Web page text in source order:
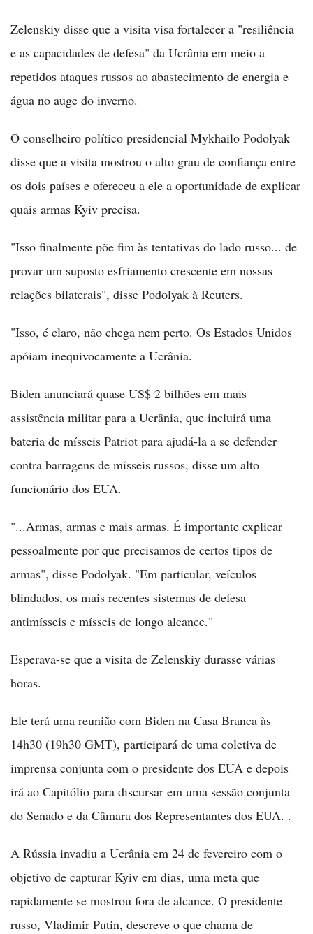
Zelenskiy disse que a visita visa fortalecer a "resiliência
e as capacidades de defesa" da Ucrânia em meio a
repetidos ataques russos ao abastecimento de energia e
água no auge do inverno.
O conselheiro político presidencial Mykhailo Podolyak
disse que a visita mostrou o alto grau de confiança entre
os dois países e ofereceu a ele a oportunidade de explicar
quais armas Kyiv precisa.
"Isso finalmente põe fim às tentativas do lado russo... de
provar um suposto esfriamento crescente em nossas
relações bilaterais", disse Podolyak à Reuters.
"Isso, é claro, não chega nem perto. Os Estados Unidos
apóiam inequivocamente a Ucrânia.
Biden anunciará quase US$ 2 bilhões em mais
assistência militar para a Ucrânia, que incluirá uma
bateria de mísseis Patriot para ajudá-la a se defender
contra barragens de mísseis russos, disse um alto
funcionário dos EUA.
"...Armas, armas e mais armas. É importante explicar
pessoalmente por que precisamos de certos tipos de
armas", disse Podolyak. "Em particular, veículos
blindados, os mais recentes sistemas de defesa
antimísseis e mísseis de longo alcance."
Esperava-se que a visita de Zelenskiy durasse várias
horas.
Ele terá uma reunião com Biden na Casa Branca às
14h30 (19h30 GMT), participará de uma coletiva de
imprensa conjunta com o presidente dos EUA e depois
irá ao Capitólio para discursar em uma sessão conjunta
do Senado e da Câmara dos Representantes dos EUA. .
A Rússia invadiu a Ucrânia em 24 de fevereiro com o
objetivo de capturar Kyiv em dias, uma meta que
rapidamente se mostrou fora de alcance. O presidente
russo, Vladimir Putin, descreve o que chama de